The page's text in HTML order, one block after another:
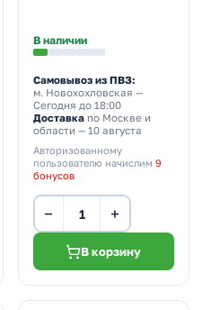
В наличии
Самовывоз из ПВЗ:
м. Новохохловская —
Сегодня до 18:00
Доставкапо Москве и
области — 10 августа
Авторизованному
пользователю начислим 9
бонусов
− +
В корзину